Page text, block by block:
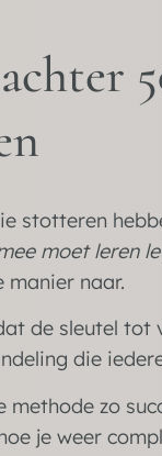
stotteren
moet leren
manier naar.
de sleutel tot
die
methode zo
je weer